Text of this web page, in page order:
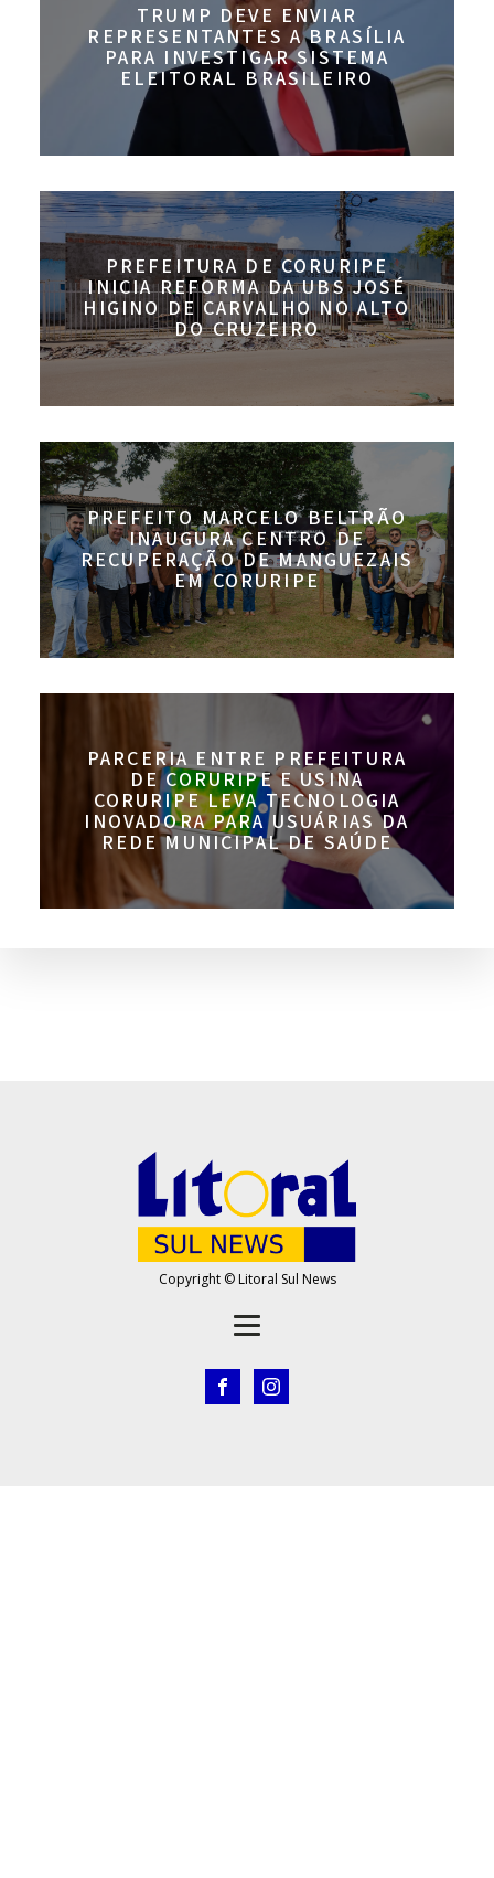
TRUMP DEVE ENVIAR
REPRESENTANTES A BRASÍLIA
PARA INVESTIGAR SISTEMA
ELEITORAL BRASILEIRO
PREFEITURA DE CORURIPE
INICIA REFORMA DA UBS JOSÉ
HIGINO DE CARVALHO NO ALTO
DO CRUZEIRO
PREFEITO MARCELO BELTRÃO
INAUGURA CENTRO DE
RECUPERAÇÃO DE MANGUEZAIS
EM CORURIPE
PARCERIA ENTRE PREFEITURA
DE CORURIPE E USINA
CORURIPE LEVA TECNOLOGIA
INOVADORA PARA USUÁRIAS DA
REDE MUNICIPAL DE SAÚDE
Copyright © Litoral Sul News